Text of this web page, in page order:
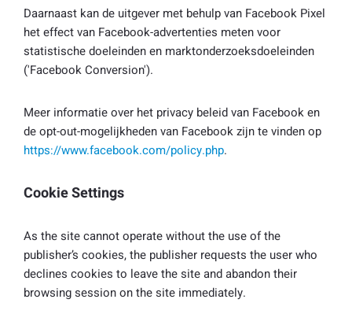
Daarnaast kan de uitgever met behulp van Facebook Pixel
het effect van Facebook-advertenties meten voor
statistische doeleinden en marktonderzoeksdoeleinden
('Facebook Conversion').
Meer informatie over het privacy beleid van Facebook en
de opt-out-mogelijkheden van Facebook zijn te vinden op
https://www.facebook.com/policy.php.
Cookie Settings
As the site cannot operate without the use of the
publisher’s cookies, the publisher requests the user who
declines cookies to leave the site and abandon their
browsing session on the site immediately.